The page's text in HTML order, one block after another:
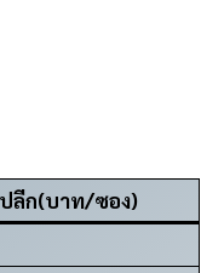
ลีก(บาท/ซอง)